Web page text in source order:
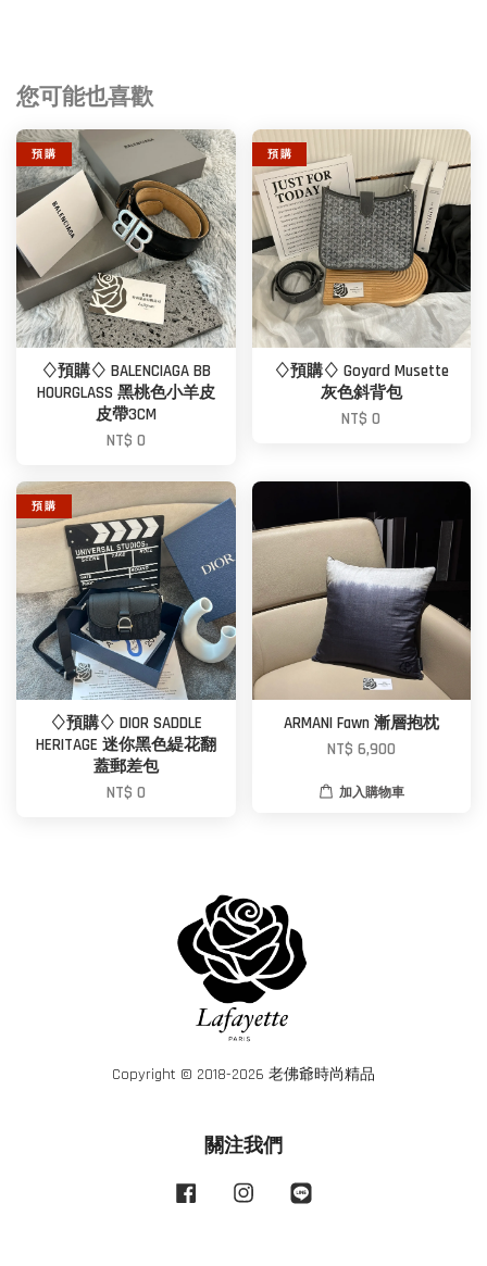
您可能也喜歡
預 購
♢預購♢ BALENCIAGA BB
HOURGLASS 黑桃色小羊皮
皮帶3CM
NT$ 0
預 購
♢預購♢ Goyard Musette
灰色斜背包
NT$ 0
預 購
♢預購♢ DIOR SADDLE
HERITAGE 迷你黑色緹花翻
蓋郵差包
NT$ 0
ARMANI Fawn 漸層抱枕
NT$ 6,900
加入購物車
Copyright © 2018-2026 老佛爺時尚精品
關注我們
Facebook Instagram